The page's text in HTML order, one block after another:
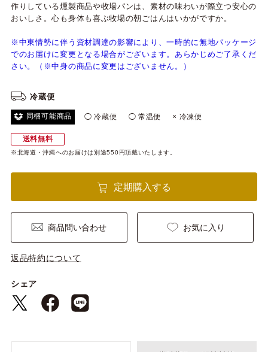
作りしている燻製商品や牧場パンは、素材の味わいが際立つ安心の
おいしさ。心も身体も喜ぶ牧場の朝ごはんはいかがですか。
※中東情勢に伴う資材調達の影響により、一時的に無地パッケージ
でのお届けに変更となる場合がございます。あらかじめご了承くだ
さい。（※中身の商品に変更はございません。）
冷蔵便
同梱可能商品 ◯ 冷蔵便 ◯ 常温便 × 冷凍便
送料無料
※北海道・沖縄へのお届けは別途550円頂戴いたします。
定期購入する
商品問い合わせ お気に入り
返品特約について
シェア